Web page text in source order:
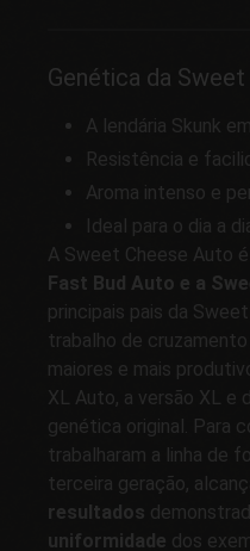
Genética da
A lendária Skunk
Resistência e
Aroma intenso e
Ideal para o dia a
A Sweet Cheese Auto
Fast Bud Auto e a
principais pais da
trabalho de
maiores e mais
XL Auto, a versão XL e
genética original. Para
trabalharam a linha de
terceira geração,
resultados
uniformidade dos